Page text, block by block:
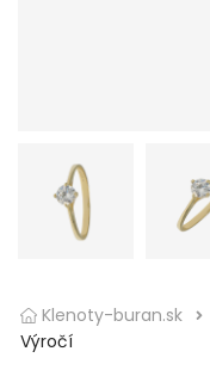
Klenoty-buran.sk
Výročí